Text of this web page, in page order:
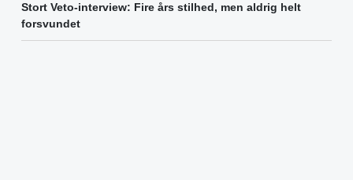
Stort Veto-interview: Fire års stilhed, men aldrig helt
forsvundet